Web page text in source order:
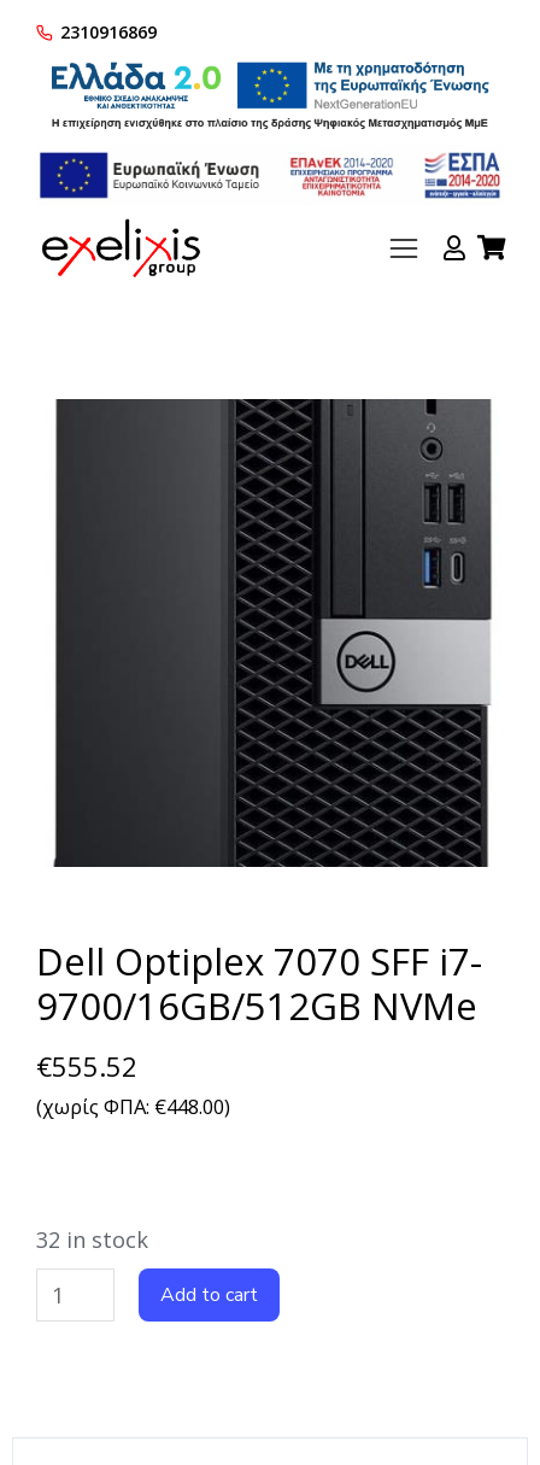
2310916869
Dell Optiplex 7070 SFF i7-
9700/16GB/512GB NVMe
€555.52
(χωρίς ΦΠΑ: €448.00)
32 in stock
Add to cart